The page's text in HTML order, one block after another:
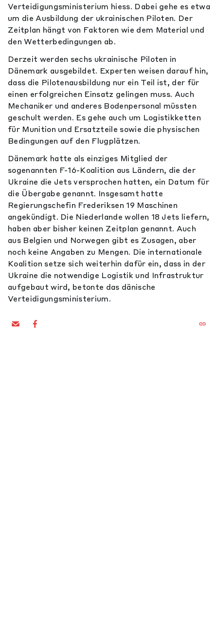
Verteidigungsministerium hiess. Dabei gehe es etwa
um die Ausbildung der ukrainischen Piloten. Der
Zeitplan hängt von Faktoren wie dem Material und
den Wetterbedingungen ab.
Derzeit werden sechs ukrainische Piloten in
Dänemark ausgebildet. Experten weisen darauf hin,
dass die Pilotenausbildung nur ein Teil ist, der für
einen erfolgreichen Einsatz gelingen muss. Auch
Mechaniker und anderes Bodenpersonal müssten
geschult werden. Es gehe auch um Logistikketten
für Munition und Ersatzteile sowie die physischen
Bedingungen auf den Flugplätzen.
Dänemark hatte als einziges Mitglied der
sogenannten F-16-Koalition aus Ländern, die der
Ukraine die Jets versprochen hatten, ein Datum für
die Übergabe genannt. Insgesamt hatte
Regierungschefin Frederiksen 19 Maschinen
angekündigt. Die Niederlande wollen 18 Jets liefern,
haben aber bisher keinen Zeitplan genannt. Auch
aus Belgien und Norwegen gibt es Zusagen, aber
noch keine Angaben zu Mengen. Die internationale
Koalition setze sich weiterhin dafür ein, dass in der
Ukraine die notwendige Logistik und Infrastruktur
aufgebaut wird, betonte das dänische
Verteidigungsministerium.